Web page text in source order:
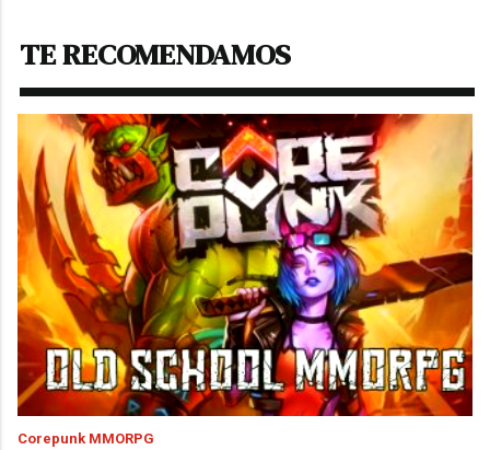
TE RECOMENDAMOS
Corepunk MMORPG